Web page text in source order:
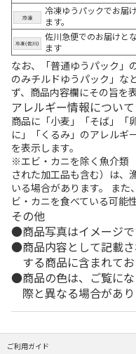
冷凍ゆうパックでお届
ます。
佐川急便でのお届けと
ます
なお、「普通ゆうパック」
のみチルドゆうパック」な
ず、商品内容欄にその旨を
アレルギー情報について
商品に「小麦」「そば」「
に」「くるみ」のアレルギ
を表示します。
※エビ・カニを除く魚介類
された加工品も含む）は、
いる場合があります。 ま
ビ・カニを食べている可能
その他
商品写真はイメージで
商品内容として記載
する商品に含まれてお
商品の色は、ご覧に
際と異なる場合があり
ご利用ガイド